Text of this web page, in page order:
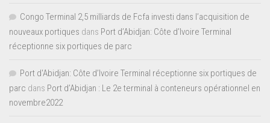
Congo Terminal 2,5 milliards de Fcfa investi dans l’acquisition de
nouveaux portiques dans Port d’Abidjan: Côte d’Ivoire Terminal
réceptionne six portiques de parc
Port d'Abidjan: Côte d’Ivoire Terminal réceptionne six portiques de
parc dans Port d’Abidjan : Le 2e terminal à conteneurs opérationnel en
novembre2022